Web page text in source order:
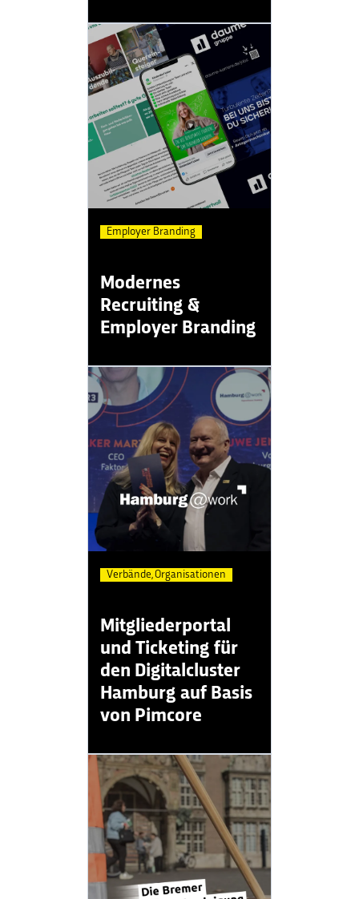
Employer Branding
Modernes
Recruiting &
Employer Branding
Verbände, Organisationen
Mitgliederportal
und Ticketing für
den Digitalcluster
Hamburg auf Basis
von Pimcore